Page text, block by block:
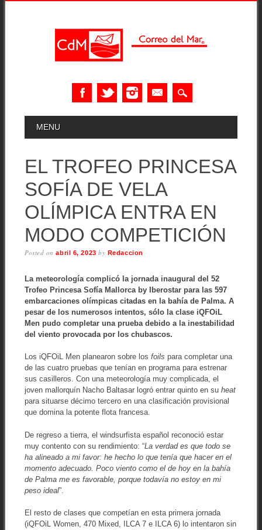
MAIN MENU
MENU
EL TROFEO PRINCESA
SOFÍA DE VELA
OLÍMPICA ENTRA EN
MODO COMPETICIÓN
Posted onabril 6, 2023 by Redaccion
La meteorología complicó la jornada inaugural del 52
Trofeo Princesa Sofía Mallorca by Iberostar para las 597
embarcaciones olímpicas citadas en la bahía de Palma. A
pesar de los numerosos intentos, sólo la clase iQFOiL
Men pudo completar una prueba debido a la inestabilidad
del viento provocada por los chubascos.
Los iQFOiL Men planearon sobre los foils para completar una
de las cuatro pruebas que tenían en programa para estrenar
sus casilleros. Con una meteorología muy complicada, el
joven mallorquín Nacho Baltasar logró entrar quinto en su heat
para situarse décimo tercero en una clasificación provisional
que domina la potente flota francesa.
De regreso a tierra, el windsurfista español reconoció estar
muy contento con su rendimiento: “La verdad es que todo se
ha alineado a mi favor: he hecho lo que tenía que hacer en el
momento adecuado. Poco viento como el de hoy en la bahía
de Palma me es favorable, porque todavía no estoy en mi
peso ideal”.
El resto de clases que competían en esta primera jornada
(iQFOiL Women, 470 Mixed, ILCA 7 e ILCA 6) lo intentaron sin